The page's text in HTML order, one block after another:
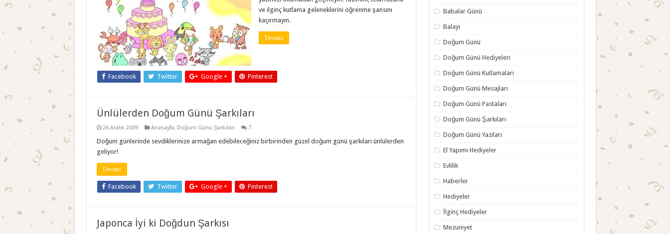
ve ilginç kutlama geleneklerini öğrenme şansını
kaçırmayın.
Devamı
Facebook Twitter Google + Pinterest
Ünlülerden Doğum Günü Şarkıları
26 Aralık 2009 Anasayfa, Doğum Günü Şarkıları 7
Doğum günlerinde sevdiklerinize armağan edebileceğiniz birbirinden güzel doğum günü şarkıları ünlülerden
geliyor!
Devamı
Facebook Twitter Google + Pinterest
Japonca İyi ki Doğdun Şarkısı
Babalar Günü
Balayı
Doğum Günü
Doğum Günü Hediyeleri
Doğum Günü Kutlamaları
Doğum Günü Mesajları
Doğum Günü Pastaları
Doğum Günü Şarkıları
Doğum Günü Yazıları
El Yapımı Hediyeler
Evlilik
Haberler
Hediyeler
İlginç Hediyeler
Mezuniyet